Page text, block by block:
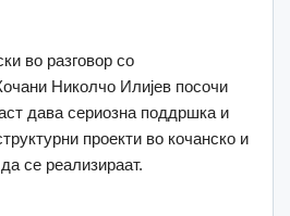
во разговор со
Николчо Илијев посочи
дава сериозна поддршка и
проекти во кочанско и
се реализираат.